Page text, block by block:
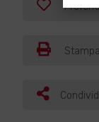
Stampa